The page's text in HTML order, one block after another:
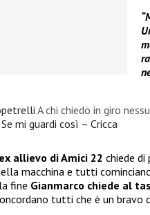
A chi chiedo in giro
mi guardi così – Cricca
allievo di Amici 22 chiede
macchina e tutti
fine Gianmarco chiede al
tutti che è un bravo